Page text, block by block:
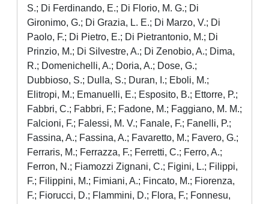
S.; Di Ferdinando, E.; Di Florio, M. G.; Di
Gironimo, G.; Di Grazia, L. E.; Di Marzo, V.; Di
Paolo, F.; Di Pietro, E.; Di Pietrantonio, M.; Di
Prinzio, M.; Di Silvestre, A.; Di Zenobio, A.; Dima,
R.; Domenichelli, A.; Doria, A.; Dose, G.;
Dubbioso, S.; Dulla, S.; Duran, I.; Eboli, M.;
Elitropi, M.; Emanuelli, E.; Esposito, B.; Ettorre, P.;
Fabbri, C.; Fabbri, F.; Fadone, M.; Faggiano, M. M.;
Falcioni, F.; Falessi, M. V.; Fanale, F.; Fanelli, P.;
Fassina, A.; Fassina, A.; Favaretto, M.; Favero, G.;
Ferraris, M.; Ferrazza, F.; Ferretti, C.; Ferro, A.;
Ferron, N.; Fiamozzi Zignani, C.; Figini, L.; Filippi,
F.; Filippini, M.; Fimiani, A.; Fincato, M.; Fiorenza,
F.; Fiorucci, D.; Flammini, D.; Flora, F.; Fonnesu,